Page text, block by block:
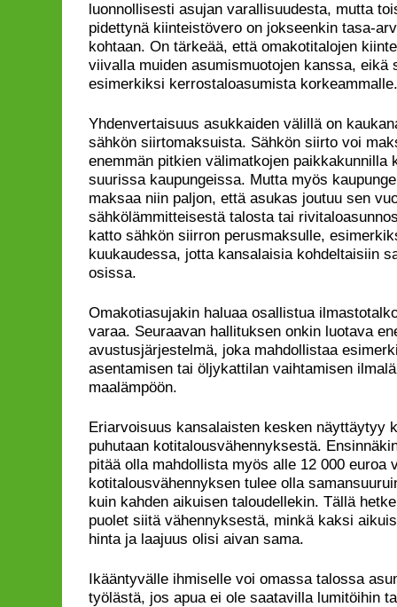
luonnollisesti asujan varallisuudesta, mutta
pidettynä kiinteistövero on jokseenkin tasa-
kohtaan. On tärkeää, että omakotitalojen
viivalla muiden asumismuotojen kanssa, eikä
esimerkiksi kerrostaloasumista korkeammalle.
Yhdenvertaisuus asukkaiden välillä on
sähkön siirtomaksuista. Sähkön siirto voi
enemmän pitkien välimatkojen paikkakunnilla
suurissa kaupungeissa. Mutta myös
maksaa niin paljon, että asukas joutuu sen
sähkölämmitteisestä talosta tai
katto sähkön siirron perusmaksulle,
kuukaudessa, jotta kansalaisia kohdeltaisiin
osissa.
Omakotiasujakin haluaa osallistua
varaa. Seuraavan hallituksen onkin luotava
avustusjärjestelmä, joka mahdollistaa
asentamisen tai öljykattilan vaihtamisen
maalämpöön.
Eriarvoisuus kansalaisten kesken näyttäytyy
puhutaan kotitalousvähennyksestä.
pitää olla mahdollista myös alle 12 000 euroa
kotitalousvähennyksen tulee olla
kuin kahden aikuisen taloudellekin. Tällä
puolet siitä vähennyksestä, minkä kaksi
hinta ja laajuus olisi aivan sama.
Ikääntyvälle ihmiselle voi omassa talossa
työlästä, jos apua ei ole saatavilla lumitöihin